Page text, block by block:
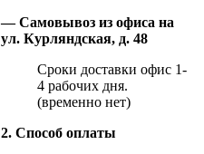
— Самовывоз из офиса на
ул. Курляндская, д. 48
Сроки доставки офис 1-
4 рабочих дня.
(временно нет)
2. Способ оплаты